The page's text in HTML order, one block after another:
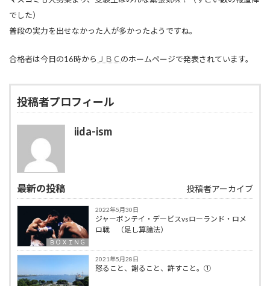
でした）
普段の実力を出せなかった人が多かったようですね。
合格者は今日の16時から ＪＢＣのホームページで発表されています。
投稿者プロフィール
iida-ism
最新の投稿 投稿者アーカイブ
ＢＯＸＩＮＧ
2022年5月30日
ジャーボンテイ・デービスvsローランド・ロメ
ロ戦 （足し算論法）
2021年5月28日
怒ること、謝ること、許すこと。①